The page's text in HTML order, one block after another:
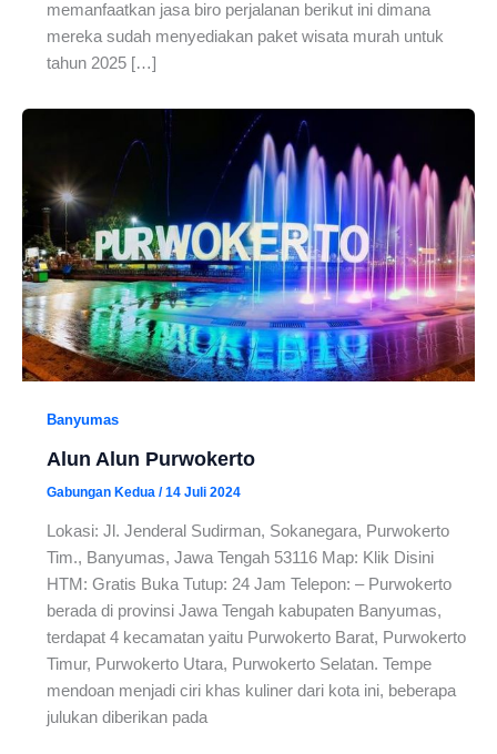
memanfaatkan jasa biro perjalanan berikut ini dimana
mereka sudah menyediakan paket wisata murah untuk
tahun 2025 […]
Banyumas
Alun Alun Purwokerto
Gabungan Kedua /14 Juli 2024
Lokasi: Jl. Jenderal Sudirman, Sokanegara, Purwokerto
Tim., Banyumas, Jawa Tengah 53116 Map: Klik Disini
HTM: Gratis Buka Tutup: 24 Jam Telepon: – Purwokerto
berada di provinsi Jawa Tengah kabupaten Banyumas,
terdapat 4 kecamatan yaitu Purwokerto Barat, Purwokerto
Timur, Purwokerto Utara, Purwokerto Selatan. Tempe
mendoan menjadi ciri khas kuliner dari kota ini, beberapa
julukan diberikan pada